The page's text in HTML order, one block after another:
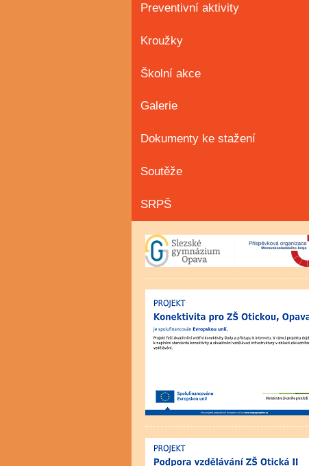
Preventivní aktivity
Kroužky
Školní akce
Galerie
Dokumenty ke stažení
Soutěže
SRPŠ